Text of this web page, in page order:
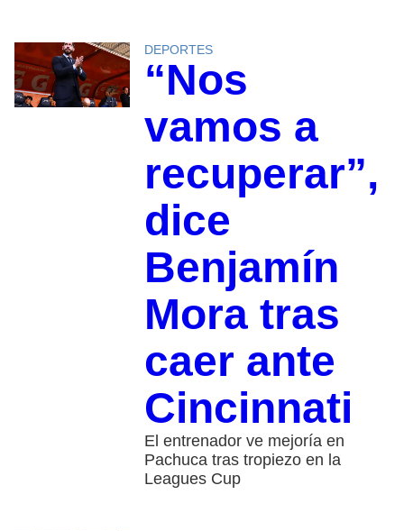
DEPORTES
“Nos
vamos a
recuperar”,
dice
Benjamín
Mora tras
caer ante
Cincinnati
El entrenador ve mejoría en
Pachuca tras tropiezo en la
Leagues Cup